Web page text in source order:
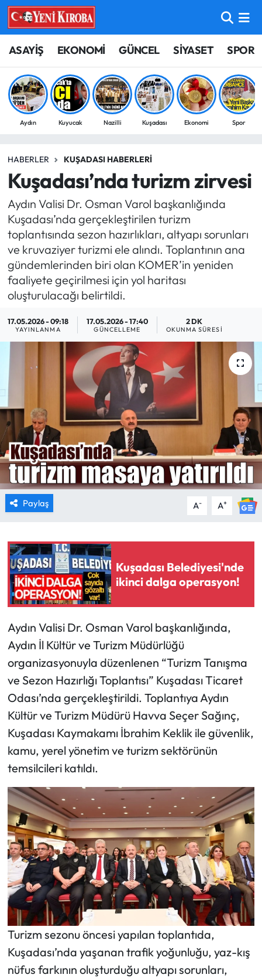
ASAYİŞ EKONOMİ GÜNCEL SİYASET SPOR
Aydın Kuyucak Nazilli Kuşadası Ekonomi Spor
HABERLER KUŞADASI HABERLERI
Kuşadası’nda turizm zirvesi
Aydın Valisi Dr. Osman Varol başkanlığında
Kuşadası’nda gerçekleştirilen turizm
toplantısında sezon hazırlıkları, altyapı sorunları
ve kruvaziyer turizmi ele alındı. Toplantının ana
gündemlerinden biri olan KOMER’in yeniden
faaliyete geçirilmesi için yol haritası
oluşturulacağı belirtildi.
17.05.2026 - 09:18
YAYINLANMA
17.05.2026 - 17:40
GÜNCELLEME
2 DK
OKUNMA SÜRESI
Paylaş A- A+
Kuşadası Belediyesi'nde
ikinci dalga operasyon!
Aydın Valisi Dr. Osman Varol başkanlığında,
Aydın İl Kültür ve Turizm Müdürlüğü
organizasyonuyla düzenlenen “Turizm Tanışma
ve Sezon Hazırlığı Toplantısı” Kuşadası Ticaret
Odası’nda gerçekleştirildi. Toplantıya Aydın
Kültür ve Turizm Müdürü Havva Seçer Sağınç,
Kuşadası Kaymakamı İbrahim Keklik ile güvenlik,
kamu, yerel yönetim ve turizm sektörünün
temsilcileri katıldı.
Turizm sezonu öncesi yapılan toplantıda,
Kuşadası’nda yaşanan trafik yoğunluğu, yaz-kış
nüfus farkının oluşturduğu altyapı sorunları,
ASAYİŞ
BİLİM-TEKNOLOJİ
ÇEVRE
EĞİTİM
EKONOMİ
GÜNCEL
GÜNDEM
MAGAZİN
SİYASET
SPOR
TURİZM
YAŞAM
RESMİ İLANLAR
Aydın Nöbetçi Eczaneler
Aydın Hava Durumu
Aydin Namaz Vakitleri
Süper Lig Puan Durumu ve Fikstür
Tüm Manşetler
Son Dakika Haberleri
Haber Arşivi